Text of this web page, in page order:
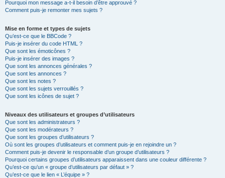
Pourquoi mon message a-t-il besoin d’être approuvé ?
Comment puis-je remonter mes sujets ?
Mise en forme et types de sujets
Qu’est-ce que le BBCode ?
Puis-je insérer du code HTML ?
Que sont les émoticônes ?
Puis-je insérer des images ?
Que sont les annonces générales ?
Que sont les annonces ?
Que sont les notes ?
Que sont les sujets verrouillés ?
Que sont les icônes de sujet ?
Niveaux des utilisateurs et groupes d’utilisateurs
Que sont les administrateurs ?
Que sont les modérateurs ?
Que sont les groupes d’utilisateurs ?
Où sont les groupes d’utilisateurs et comment puis-je en rejoindre un ?
Comment puis-je devenir le responsable d’un groupe d’utilisateurs ?
Pourquoi certains groupes d’utilisateurs apparaissent dans une couleur différente ?
Qu’est-ce qu’un « groupe d’utilisateurs par défaut » ?
Qu’est-ce que le lien « L’équipe » ?